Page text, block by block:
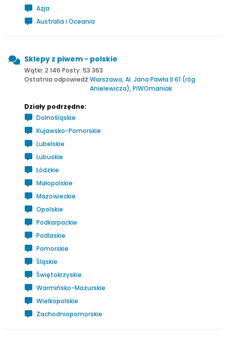
Azja
Australia i Oceania
Sklepy z piwem - polskie
Wątki: 2 146 Posty: 53 363
Ostatnia odpowiedź:Warszawa, Al. Jana Pawła II 61 (róg
Anielewicza), PIWOmaniak
Działy podrzędne:
Dolnośląskie
Kujawsko-Pomorskie
Lubelskie
Lubuskie
Łódzkie
Małopolskie
Mazowieckie
Opolskie
Podkarpackie
Podlaskie
Pomorskie
Śląskie
Świętokrzyskie
Warmińsko-Mazurskie
Wielkopolskie
Zachodniopomorskie